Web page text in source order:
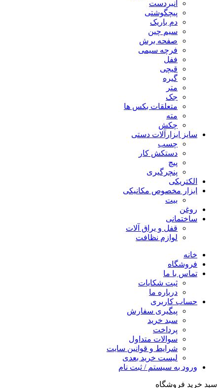
انبردست
پیچگوشتی
دم باریک
سیم چین
صفحه برش
فرچه سیمی
ففل
قیچی
گیره
متر
جک
متعلقات بکس ها
مته
چکش
سایز ابزارآلات دستی
چسب
دستکش کار
پیچ
پنچرگیری
الکتریکی
ابزار مخصوص مکانیکی
بیت
روغن
ساختمانی
قفل و یراق آلات
لوازم نظافت
خانه
فروشگاه
تماس با ما
ثبت شکایات
درباره ما
حساب کاربری
پیگیری سفارش
سبد خرید
پرداخت
سوالات متداول
شرایط و قوانین سایت
لیست خرید بعدی
ورود به سیستم / ثبت نام
سبد خرید فروشگاه